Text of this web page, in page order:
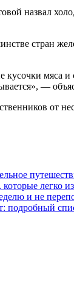
назвал
стран
кусочки мяса
—
от
легко
и не
подробный